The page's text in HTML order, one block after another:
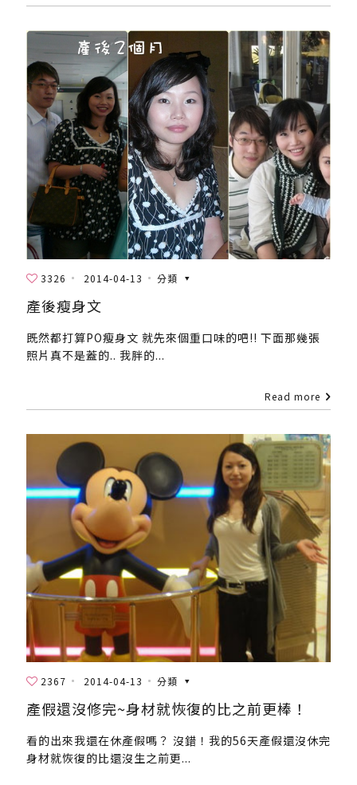
3326 2014-04-13 分類
產後瘦身文
既然都打算PO瘦身文 就先來個重口味的吧!! 下面那幾張
照片真不是蓋的.. 我胖的...
Read more
2367 2014-04-13 分類
產假還沒修完~身材就恢復的比之前更棒！
看的出來我還在休產假嗎？ 沒錯！我的56天產假還沒休完
身材就恢復的比還沒生之前更...